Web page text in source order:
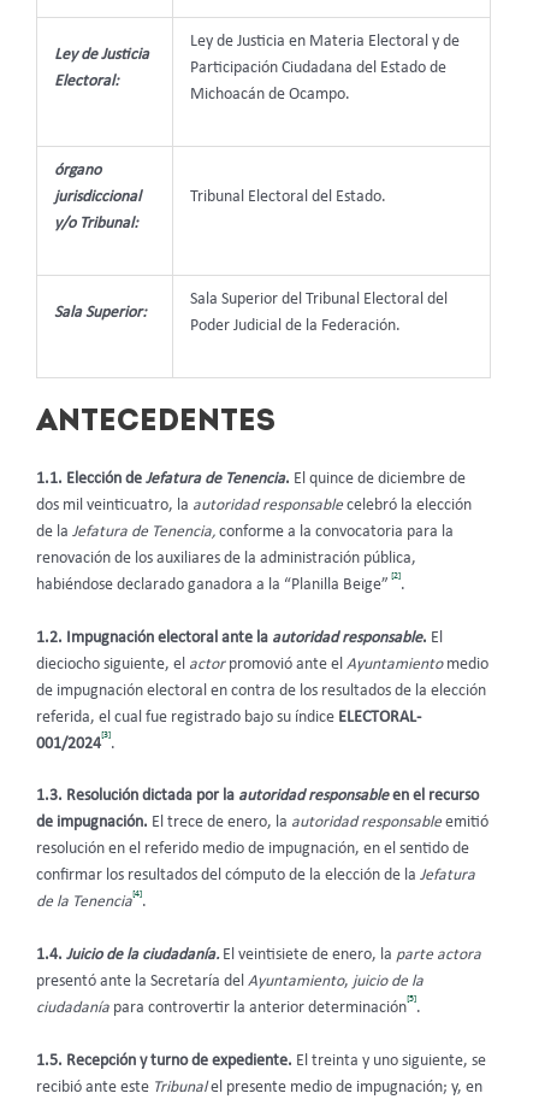
Ley de Justicia
Electoral:
Ley de Justicia en Materia Electoral y de
Participación Ciudadana del Estado de
Michoacán de Ocampo.
órgano
jurisdiccional
y/o Tribunal:
Tribunal Electoral del Estado.
Sala Superior:
Sala Superior del Tribunal Electoral del
Poder Judicial de la Federación.
ANTECEDENTES
1.1. Elección de Jefatura de Tenencia. El quince de diciembre de
dos mil veinticuatro, la autoridad responsablecelebró la elección
de la Jefatura de Tenencia, conforme a la convocatoria para la
renovación de los auxiliares de la administración pública,
habiéndose declarado ganadora a la “Planilla Beige”
[2]
.
1.2. Impugnación electoral ante la autoridad responsable. El
dieciocho siguiente, el actorpromovió ante el Ayuntamientomedio
de impugnación electoral en contra de los resultados de la elección
referida, el cual fue registrado bajo su índice ELECTORAL-
001/2024
[3]
.
1.3. Resolución dictada por la autoridad responsableen el recurso
de impugnación. El trece de enero, la autoridad responsableemitió
resolución en el referido medio de impugnación, en el sentido de
confirmar los resultados del cómputo de la elección de la Jefatura
de la Tenencia
[4]
.
1.4. Juicio de la ciudadanía. El veintisiete de enero, la parte actora
presentó ante la Secretaría del Ayuntamiento, juicio de la
ciudadanía para controvertir la anterior determinación
[5]
.
1.5. Recepción y turno de expediente. El treinta y uno siguiente, se
recibió ante este Tribunalel presente medio de impugnación; y, en